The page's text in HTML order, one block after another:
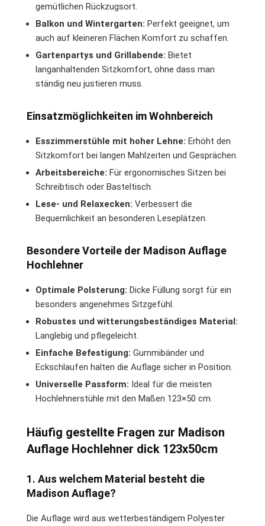
gemütlichen Rückzugsort.
Balkon und Wintergarten: Perfekt geeignet, um
auch auf kleineren Flächen Komfort zu schaffen.
Gartenpartys und Grillabende: Bietet
langanhaltenden Sitzkomfort, ohne dass man
ständig neu justieren muss.
Einsatzmöglichkeiten im Wohnbereich
Esszimmerstühle mit hoher Lehne: Erhöht den
Sitzkomfort bei langen Mahlzeiten und Gesprächen.
Arbeitsbereiche: Für ergonomisches Sitzen bei
Schreibtisch oder Basteltisch.
Lese- und Relaxecken: Verbessert die
Bequemlichkeit an besonderen Leseplätzen.
Besondere Vorteile der Madison Auflage
Hochlehner
Optimale Polsterung: Dicke Füllung sorgt für ein
besonders angenehmes Sitzgefühl.
Robustes und witterungsbeständiges Material:
Langlebig und pflegeleicht.
Einfache Befestigung: Gummibänder und
Eckschlaufen halten die Auflage sicher in Position.
Universelle Passform: Ideal für die meisten
Hochlehnerstühle mit den Maßen 123×50 cm.
Häufig gestellte Fragen zur Madison
Auflage Hochlehner dick 123x50cm
1. Aus welchem Material besteht die
Madison Auflage?
Die Auflage wird aus wetterbeständigem Polyester